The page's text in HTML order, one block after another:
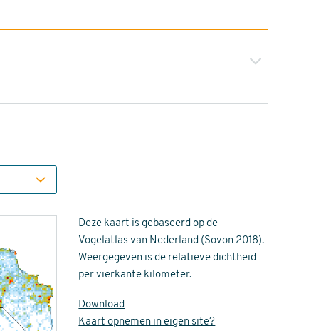
Deze kaart is gebaseerd op de
Vogelatlas van Nederland (Sovon 2018).
Weergegeven is de relatieve dichtheid
per vierkante kilometer.
Download
Kaart opnemen in eigen site?